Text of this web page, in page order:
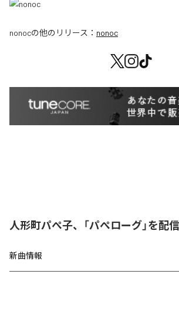
nonocの他のリリース： nonoc
人形町パぺ子、「パぺローグ」を配
新曲情報